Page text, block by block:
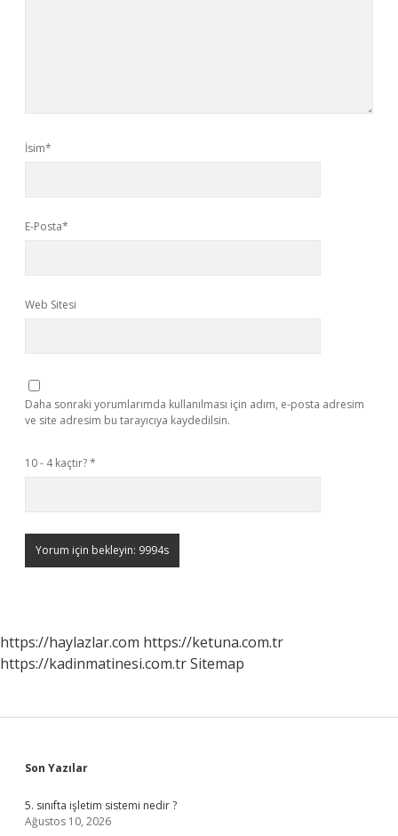
İsim*
E-Posta*
Web Sitesi
Daha sonraki yorumlarımda kullanılması için adım, e-posta adresim
ve site adresim bu tarayıcıya kaydedilsin.
10 - 4 kaçtır?*
https://haylazlar.com https://ketuna.com.tr
https://kadinmatinesi.com.trSitemap
Sidebar
Son Yazılar
5. sınıfta işletim sistemi nedir ?
Ağustos 10, 2026